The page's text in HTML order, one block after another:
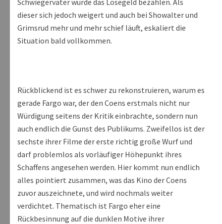
dieser sich jedoch weigert und auch bei Showalter und
Grimsrud mehr und mehr schief läuft, eskaliert die
Situation bald vollkommen.
Rückblickend ist es schwer zu rekonstruieren, warum es
gerade Fargo war, der den Coens erstmals nicht nur
Würdigung seitens der Kritik einbrachte, sondern nun
auch endlich die Gunst des Publikums. Zweifellos ist der
sechste ihrer Filme der erste richtig große Wurf und
darf problemlos als vorläufiger Höhepunkt ihres
Schaffens angesehen werden. Hier kommt nun endlich
alles pointiert zusammen, was das Kino der Coens
zuvor auszeichnete, und wird nochmals weiter
verdichtet. Thematisch ist Fargo eher eine
Rückbesinnung auf die dunklen Motive ihrer